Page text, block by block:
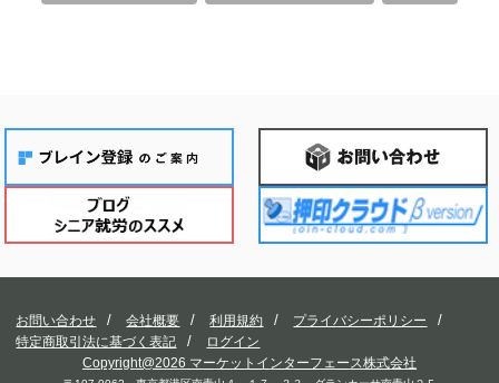
お問い合わせ 会社概要 利用規約
プライバシーポリシー
特定商取引法に基づく表記
ログイン
Copyright@2026 マーケットインターフェース株式会社